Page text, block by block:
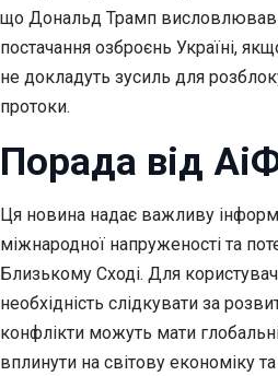
що Дональд Трамп висловлював
постачання озброєнь Україні,
не докладуть зусиль для
протоки.
Порада від
Ця новина надає важливу
міжнародної напруженості та
Близькому Сході. Для
необхідність слідкувати за
конфлікти можуть мати
вплинути на світову економіку та